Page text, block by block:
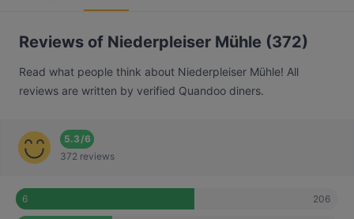
Reviews of Niederpleiser Mühle (372)
Read what people think about Niederpleiser Mühle! All
reviews are written by verified Quandoo diners.
5.3/6
372 reviews
6 206